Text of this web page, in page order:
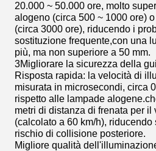
20.000 ~ 50.000 ore, molto
alogeno (circa 500 ~ 1000 ore)
(circa 3000 ore), riducendo i
sostituzione frequente,con una
più, ma non superiore a 50 mm.
3Migliorare la sicurezza della
Risposta rapida: la velocità di
misurata in microsecondi, circa
rispetto alle lampade
metri di distanza di frenata per
(calcolato a 60 km/h), riducendo
rischio di collisione posteriore.
Migliore qualità